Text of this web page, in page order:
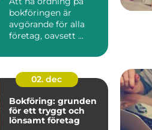
bokföringen är
avgörande för alla
företag, oavsett ...
02. dec
Bokföring: grunden
för ett tryggt och
lönsamt företag